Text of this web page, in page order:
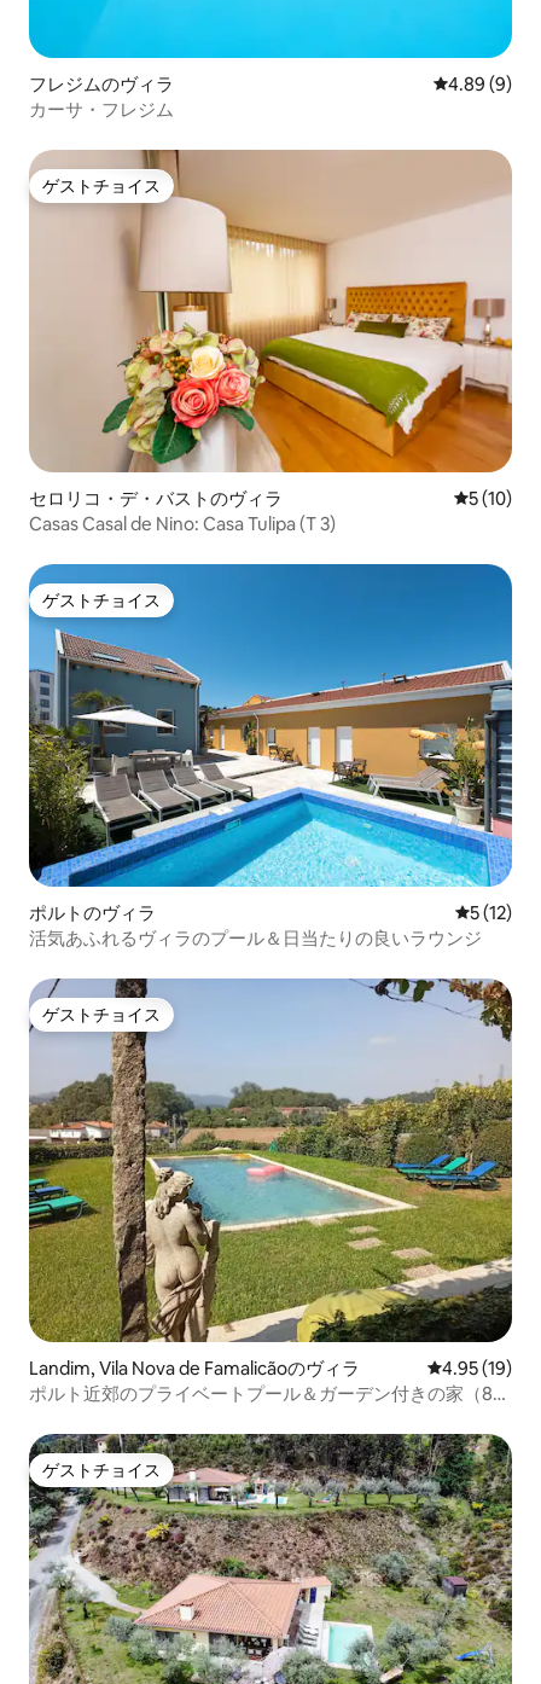
フレジムのヴィラ レビュー9件
4.89 (9)
カーサ・フレジム
ゲストチョイス
ゲストチョイス
セロリコ・デ・バストのヴィラ レビュー
5 (10)
Casas Casal de Nino: Casa Tulipa (T 3)
ゲストチョイス
ゲストチョイス
ポルトのヴィラ レビュー
5 (12)
活気あふれるヴィラのプール＆日当たりの良いラウンジ
ゲストチョイス
ゲストチョイス
Landim, Vila Nova de Famalicãoのヴィラ レビュー19
4.95 (19)
ポルト近郊のプライベートプール＆ガーデン付きの家（8名
ゲストチョイス
ゲストチョイス